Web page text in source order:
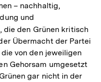
– nachhaltig,
und
die den Grünen kritisch
Übermacht der Partei
von den jeweiligen
Gehorsam umgesetzt
gar nicht in der